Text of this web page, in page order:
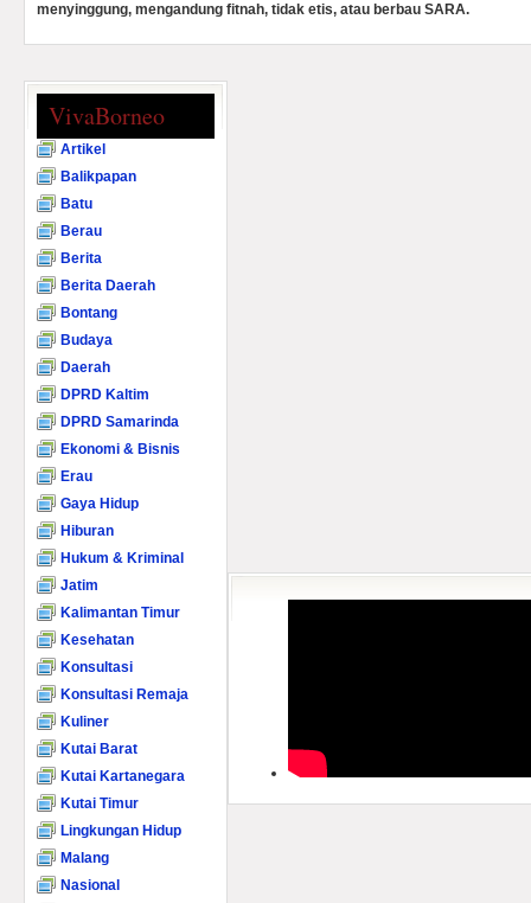
menyinggung, mengandung fitnah, tidak etis, atau berbau SARA.
VivaBorneo
Artikel
Balikpapan
Batu
Berau
Berita
Berita Daerah
Bontang
Budaya
Daerah
DPRD Kaltim
DPRD Samarinda
Ekonomi & Bisnis
Erau
Gaya Hidup
Hiburan
Hukum & Kriminal
Jatim
Kalimantan Timur
Kesehatan
Konsultasi
Konsultasi Remaja
Kuliner
Kutai Barat
Kutai Kartanegara
Kutai Timur
Lingkungan Hidup
Malang
Nasional